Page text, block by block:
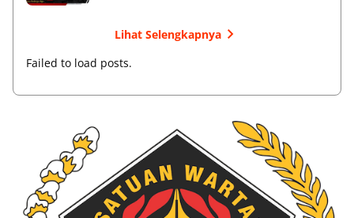
Lihat Selengkapnya
Failed to load posts.